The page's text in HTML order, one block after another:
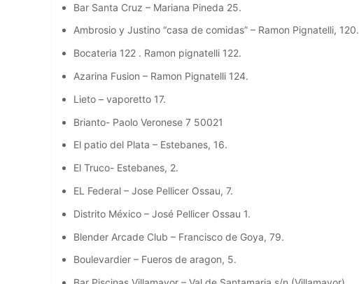
Bar Santa Cruz – Mariana Pineda 25.
Ambrosio y Justino “casa de comidas” – Ramon Pignatelli, 120.
Bocateria 122 . Ramon pignatelli 122.
Azarina Fusion – Ramon Pignatelli 124.
Lieto – vaporetto 17.
Brianto- Paolo Veronese 7 50021
El patio del Plata – Estebanes, 16.
El Truco- Estebanes, 2.
EL Federal – Jose Pellicer Ossau, 7.
Distrito México – José Pellicer Ossau 1.
Blender Arcade Club – Francisco de Goya, 79.
Boulevardier – Fueros de aragon, 5.